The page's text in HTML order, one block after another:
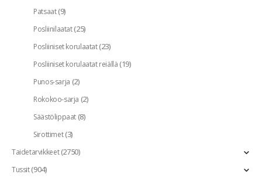
Patsaat(9)
Posliinilaatat(25)
Posliiniset korulaatat(23)
Posliiniset korulaatat reiällä(19)
Punos-sarja (2)
Rokokoo-sarja (2)
Säästölippaat(8)
Sirottimet(3)
Taidetarvikkeet(2750)
Tussit(904)